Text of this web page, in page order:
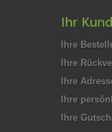
Ihr
Ihre
Ihre
Ihre
Ihre
Ihre